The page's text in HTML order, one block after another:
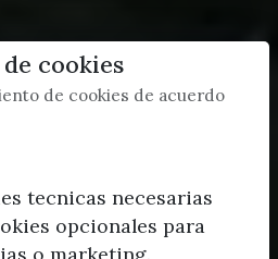
cookies
de cookies de acuerdo
tecnicas necesarias
opcionales para